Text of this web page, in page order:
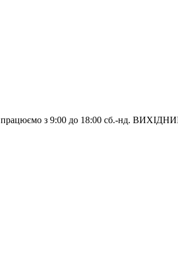
працюємо з 9:00 до 18:00 сб.-нд.